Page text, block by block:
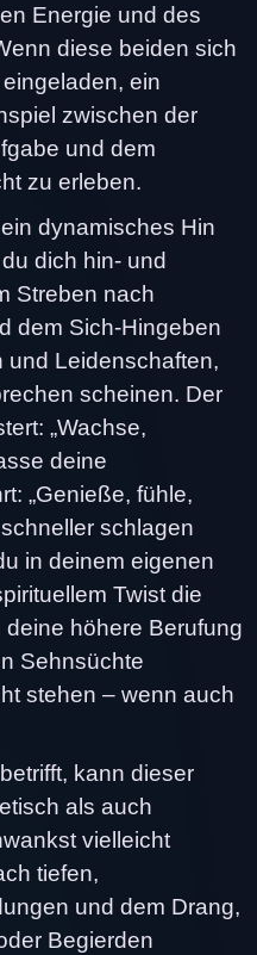
Energie und des
diese beiden sich
ein
zwischen der
und dem
zu erleben.
dynamisches Hin
dich hin- und
Streben nach
dem Sich-Hingeben
und Leidenschaften,
scheinen. Der
„Wachse,
deine
„Genieße, fühle,
schlagen
in deinem eigenen
Twist die
höhere Berufung
Sehnsüchte
stehen – wenn auch
kann dieser
als auch
vielleicht
tiefen,
und dem Drang,
Begierden